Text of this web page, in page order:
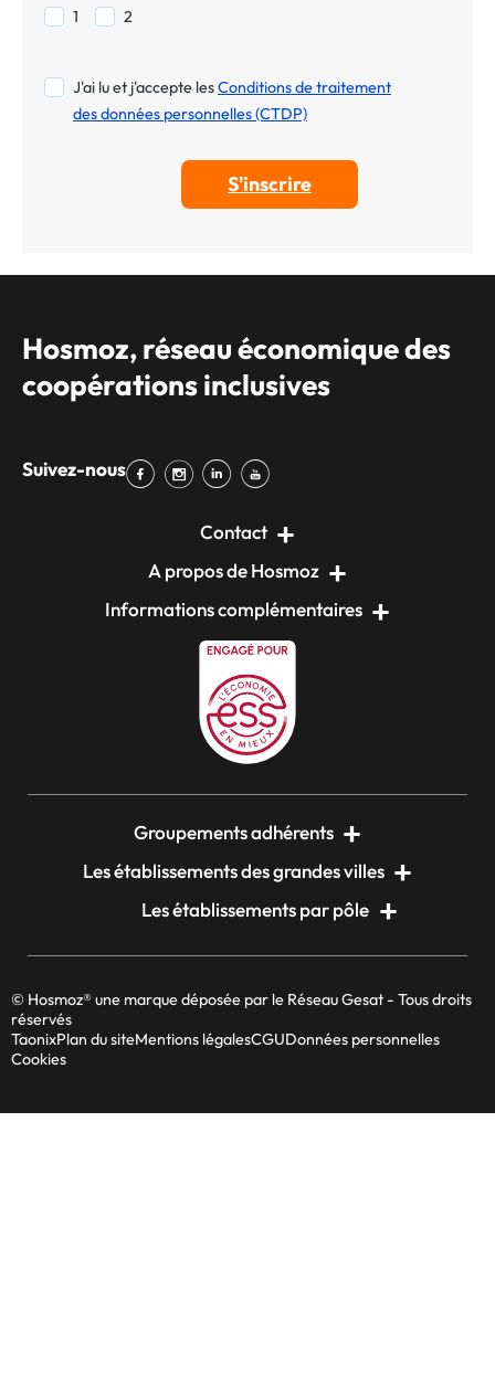
1
2
J'ai lu et j'accepte lesConditions de traitement
des données personnelles (CTDP)
Hosmoz, réseau économique des
coopérations inclusives
Suivez-nous
Contact
A propos de Hosmoz
Informations complémentaires
Groupements adhérents
Les établissements des grandes villes
Les établissements par pôle
© Hosmoz® une marque déposée par le Réseau Gesat - Tous droits
réservés
TaonixPlan du siteMentions légalesCGUDonnées personnelles
Cookies